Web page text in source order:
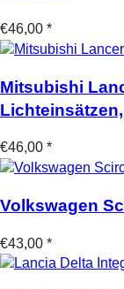
€46,00 *
Mitsubishi
€46,00 *
Volkswagen
€43,00 *